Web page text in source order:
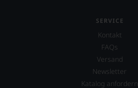
SERVICE
Kontakt
FAQs
Versand
Newsletter
Katalog anfordern